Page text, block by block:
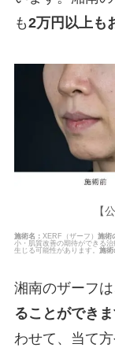
も2万円以上も
【
施術名： XERF（ザーフ） 施術
小・肌質改善の期待ができる治
生じる可能性があります。 施術
湘南のザーフは
ることができ
わせて、当て